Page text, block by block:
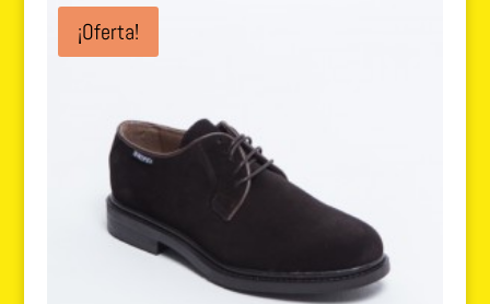
era:
83.00 €.
es:
¡Oferta!